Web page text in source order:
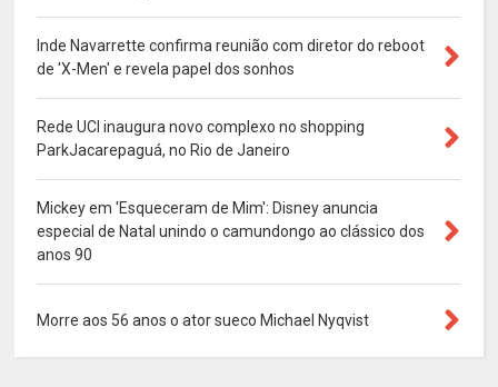
Inde Navarrette confirma reunião com diretor do reboot
de 'X-Men' e revela papel dos sonhos
Rede UCI inaugura novo complexo no shopping
ParkJacarepaguá, no Rio de Janeiro
Mickey em 'Esqueceram de Mim': Disney anuncia
especial de Natal unindo o camundongo ao clássico dos
anos 90
Morre aos 56 anos o ator sueco Michael Nyqvist